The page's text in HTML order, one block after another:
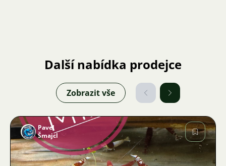
Další nabídka prodejce
Zobrazit vše
Pavel
Šmajcl